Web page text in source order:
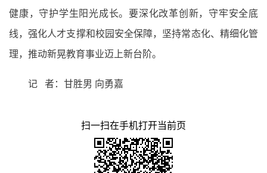
健康，守护学生阳光成长。要深化改革创新，守牢安全底
线，强化人才支撑和校园安全保障，坚持常态化、精细化管
理，推动新晃教育事业迈上新台阶。
记 者：甘胜男 向勇嘉
扫一扫在手机打开当前页